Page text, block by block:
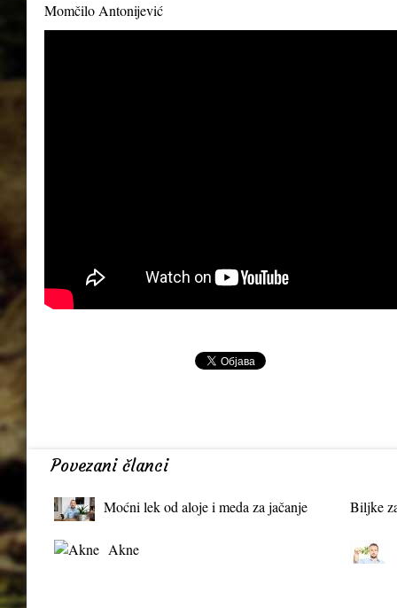
Momčilo Antonijević
Povezani članci
Moćni lek od aloje i meda za jačanje
Biljke
Akne